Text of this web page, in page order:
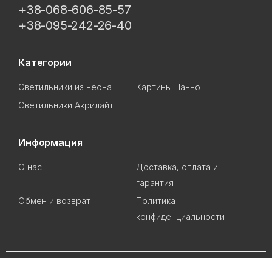
+38-068-606-85-57
+38-095-242-26-40
Категории
Светильники из неона
Картины Панно
Светильники Акрилайт
Информация
О нас
Доставка, оплата и
гарантия
Обмен и возврат
Политика
конфиденциальности